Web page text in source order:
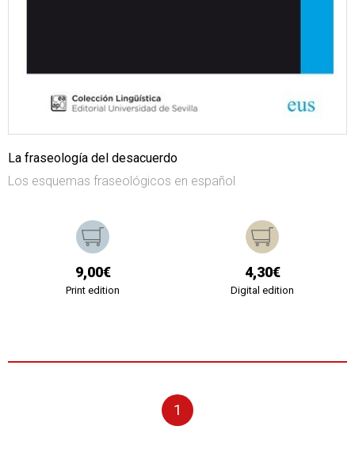
La fraseología del desacuerdo
Los esquemas fraseológicos en español
9,00€
Print edition
4,30€
Digital edition
1